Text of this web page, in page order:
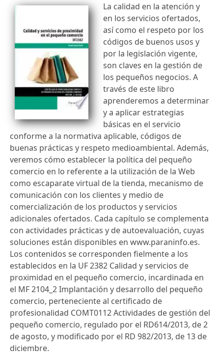
La calidad en la atención y
en los servicios ofertados,
así como el respeto por los
códigos de buenos usos y
por la legislación vigente,
son claves en la gestión de
los pequeños negocios. A
través de este libro
aprenderemos a determinar
y a aplicar estrategias
básicas en el servicio
conforme a la normativa aplicable, códigos de
buenas prácticas y respeto medioambiental. Además,
veremos cómo establecer la política del pequeño
comercio en lo referente a la utilización de la Web
como escaparate virtual de la tienda, mecanismo de
comunicación con los clientes y medio de
comercialización de los productos y servicios
adicionales ofertados. Cada capítulo se complementa
con actividades prácticas y de autoevaluación, cuyas
soluciones están disponibles en www.paraninfo.es.
Los contenidos se corresponden fielmente a los
establecidos en la UF 2382 Calidad y servicios de
proximidad en el pequeño comercio, incardinada en
el MF 2104_2 Implantación y desarrollo del pequeño
comercio, perteneciente al certificado de
profesionalidad COMT0112 Actividades de gestión del
pequeño comercio, regulado por el RD614/2013, de 2
de agosto, y modificado por el RD 982/2013, de 13 de
diciembre.